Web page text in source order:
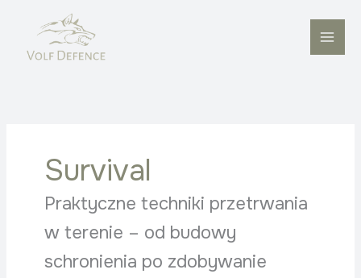
treści
Survival
Praktyczne techniki przetrwania
w terenie – od budowy
schronienia po zdobywanie